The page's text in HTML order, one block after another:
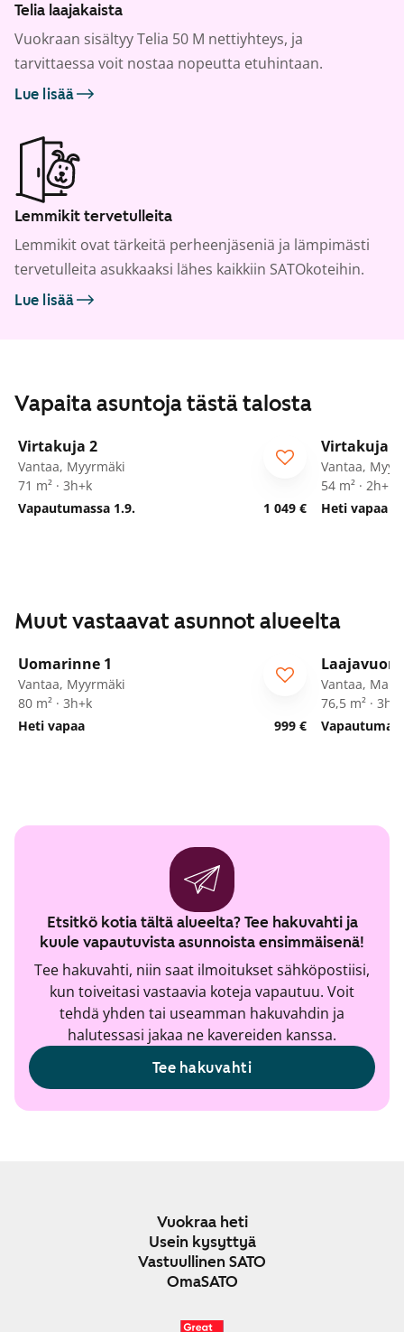
Telia laajakaista
Vuokraan sisältyy Telia 50 M nettiyhteys, ja
tarvittaessa voit nostaa nopeutta etuhintaan.
Lue lisää
Lemmikit tervetulleita
Lemmikit ovat tärkeitä perheenjäseniä ja lämpimästi
tervetulleita asukkaaksi lähes kaikkiin SATOkoteihin.
Lue lisää
Vapaita asuntoja tästä talosta
/20
Virtakuja 2
Vantaa, Myyrmäki
71 m² · 3h+k
Vapautumassa 1.9.
1 049 €
Virtakuja 2
Vantaa,
54 m² · 2h+k
Heti vapaa
Muut vastaavat asunnot alueelta
Uomarinne 1
Vantaa, Myyrmäki
80 m² · 3h+k
Heti vapaa
999 €
Vantaa,
76,5 m² ·
Etsitkö kotia tältä alueelta? Tee hakuvahti ja
kuule vapautuvista asunnoista ensimmäisenä!
Tee hakuvahti, niin saat ilmoitukset sähköpostiisi,
kun toiveitasi vastaavia koteja vapautuu. Voit
tehdä yhden tai useamman hakuvahdin ja
halutessasi jakaa ne kavereiden kanssa.
Tee hakuvahti
Vuokraa heti
Usein kysyttyä
Vastuullinen SATO
OmaSATO